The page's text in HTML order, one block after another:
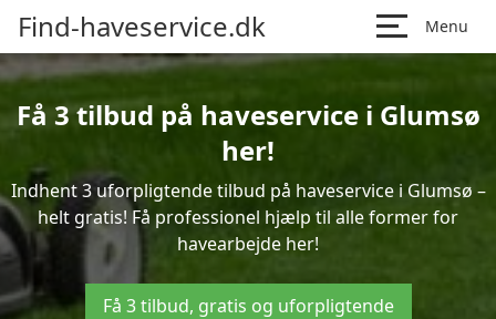
Find-haveservice.dk Menu
Få 3 tilbud på haveservice i Glumsø
her!
Indhent 3 uforpligtende tilbud på haveservice i Glumsø –
helt gratis! Få professionel hjælp til alle former for
havearbejde her!
Få 3 tilbud, gratis og uforpligtende